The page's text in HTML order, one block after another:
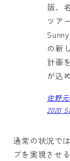
阪、
ツア
の新
計画
が込
佐野
2020
通常の状況で
ブを実現させ